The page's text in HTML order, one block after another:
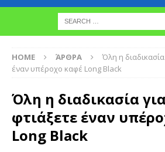
HOME ΆΡΘΡΑ
Όλη η
έναν υπέροχο καφέ Long Black
Όλη η διαδικασία
φτιάξετε έναν
Long Black